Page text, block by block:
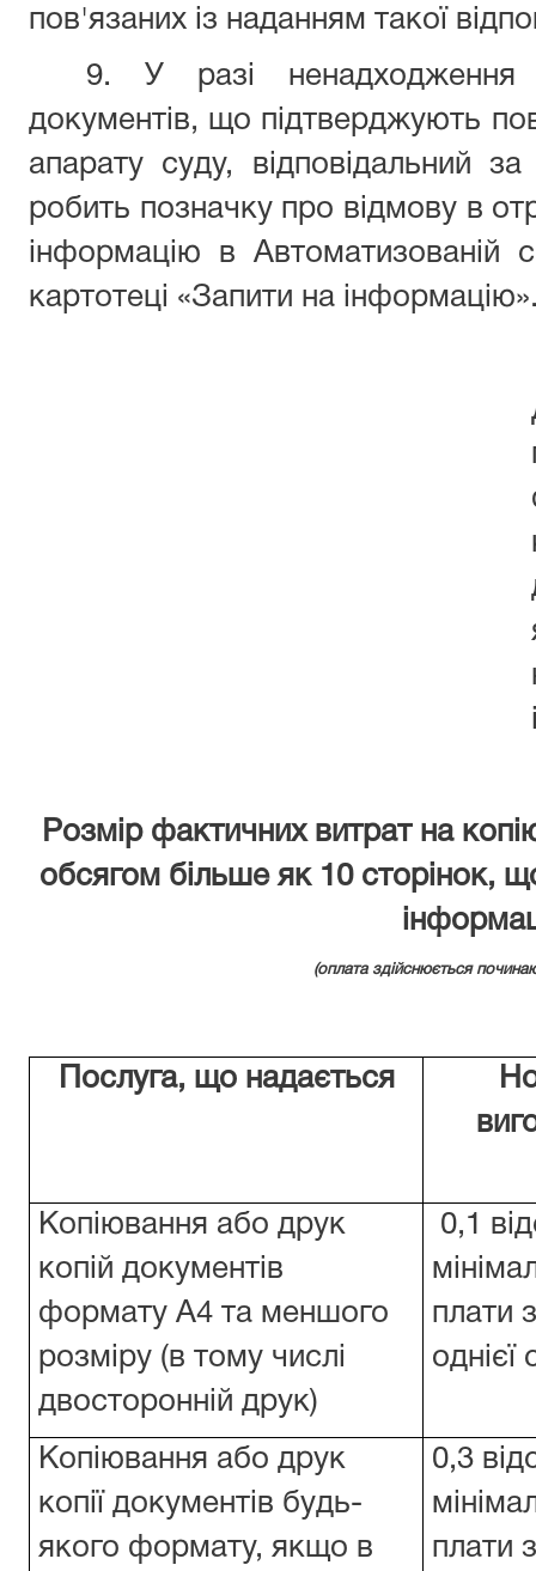
пов'язаних із наданням такої
9. У разі ненадходження
документів, що підтверджують
апарату суду, відповідальний
робить позначку про відмову в
інформацію в Автоматизованій
картотеці «Запити на
Розмір фактичних витрат на
обсягом більше як 10 сторінок,
(оплата здійснюється
Послуга, що надається
Копіювання або друк
копій документів
формату А4 та меншого
розміру (в тому числі
двосторонній друк)
0,1
плати
однієї
Копіювання або друк
копії документів будь-
якого формату, якщо в
0,3
плати